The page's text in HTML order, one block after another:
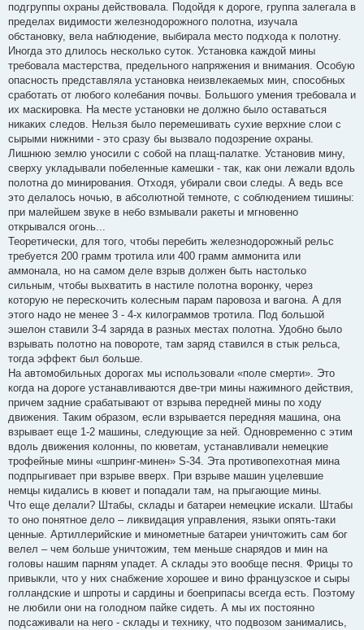
подгруппы охраны действовала. Подойдя к дороге, группа залегала в
пределах видимости железнодорожного полотна, изучала
обстановку, вела наблюдение, выбирала место подхода к полотну.
Иногда это длилось несколько суток. Установка каждой мины
требовала мастерства, предельного напряжения и внимания. Особую
опасность представляла установка неизвлекаемых мин, способных
сработать от любого колебания почвы. Большого умения требовала и
их маскировка. На месте установки не должно было оставаться
никаких следов. Нельзя было перемешивать сухие верхние слои с
сырыми нижними - это сразу бы вызвало подозрение охраны.
Лишнюю землю уносили с собой на плащ-палатке. Установив мину,
сверху укладывали побеленные камешки - так, как они лежали вдоль
полотна до минирования. Отходя, убирали свои следы. А ведь все
это делалось ночью, в абсолютной темноте, с соблюдением тишины:
при малейшем звуке в небо взмывали ракеты и мгновенно
открывался огонь...
Теоретически, для того, чтобы перебить железнодорожный рельс
требуется 200 грамм тротила или 400 грамм аммонита или
аммонала, но на самом деле взрыв должен быть настолько
сильным, чтобы выхватить в настиле полотна воронку, через
которую не перескочить колесным парам паровоза и вагона. А для
этого надо не менее 3 - 4-х килограммов тротила. Под большой
эшелон ставили 3-4 заряда в разных местах полотна. Удобно было
взрывать полотно на повороте, там заряд ставился в стык рельса,
тогда эффект был больше.
На автомобильных дорогах мы использовали «поле смерти». Это
когда на дороге устанавливаются две-три мины нажимного действия,
причем задние срабатывают от взрыва передней мины по ходу
движения. Таким образом, если взрывается передняя машина, она
взрывает еще 1-2 машины, следующие за ней. Одновременно с этим
вдоль движения колонны, по кюветам, устанавливали немецкие
трофейные мины «шпринг-минен» S-34. Эта противопехотная мина
подпрыгивает при взрыве вверх. При взрыве машин уцелевшие
немцы кидались в кювет и попадали там, на прыгающие мины.
Что еще делали? Штабы, склады и батареи немецкие искали. Штабы
то оно понятное дело – ликвидация управления, языки опять-таки
ценные. Артиллерийские и минометные батареи уничтожить сам бог
велел – чем больше уничтожим, тем меньше снарядов и мин на
головы нашим парням упадет. А склады это вообще песня. Фрицы то
привыкли, что у них снабжение хорошее и вино французское и сыры
голландские и шпроты и сардины и боеприпасы всегда есть. Поэтому
не любили они на голодном пайке сидеть. А мы их постоянно
подсаживали на него - склады и технику, что подвозом занимались,